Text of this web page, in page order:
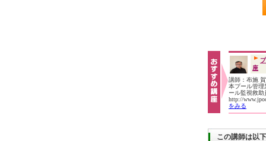
座
講師：布施
本プール管理
ール監視救
http://
をみる
この講師は以